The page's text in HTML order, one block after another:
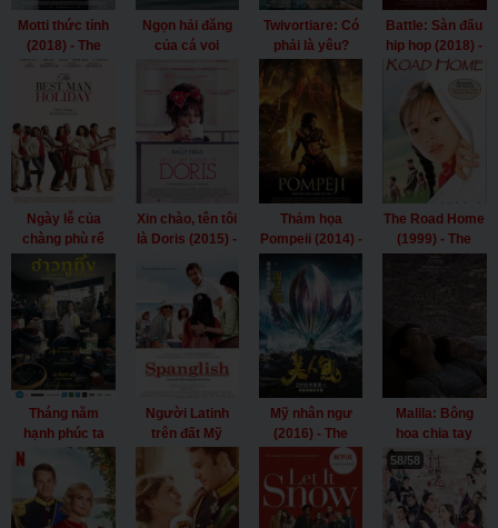
Motti thức tỉnh
(2018) - The
Awakening of
Motti
Wolkenbruch
(2018)
Ngọn hải đăng
của cá voi
Lighthouse of
the Orcas
(2016)
Twivortiare: Có
phải là yêu?
(2019) -
Twivortiare: Is It
Love? (2019)
Battle: Sàn đấu
hip hop (2018) -
Battle (2018)
Ngày lễ của
chàng phù rể
(2013) - The
Best Man
Holiday (2013)
Xin chào, tên tôi
là Doris (2015) -
Is Doris (2015)
Thảm họa
Pompeii (2014) -
Pompeii (2014)
The Road Home
(1999) - The
Tháng năm
hạnh phúc ta
từng có (2019) -
Happy Old Year
(2019)
Người Latinh
trên đất Mỹ
(2004) -
Spanglish
(2004)
Mỹ nhân ngư
(2016) - The
Mermaid (2016)
Malila: Bông
hoa chia tay
(2017) - Malila:
The Farewell
Flower (2017)
58/58